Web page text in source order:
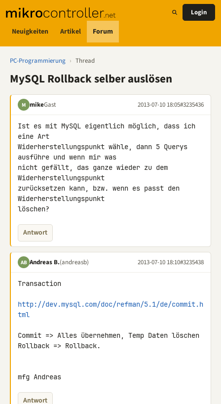
Neuigkeiten Artikel Forum
Login
PC-Programmierung › Thread
MySQL Rollback selber auslösen
M mikeGast 2013-07-10 18:05#3235436
Ist es mit MySQL eigentlich möglich, dass ich
eine Art
Widerherstellungspunkt wähle, dann 5 Querys
ausführe und wenn mir was
nicht gefällt, das ganze wieder zu dem
Widerherstellungspunkt
zurücksetzen kann, bzw. wenn es passt den
Widerherstellungspunkt
löschen?
Antwort
AB Andreas B.(andreasb) 2013-07-10 18:10#3235438
Transaction
http://dev.mysql.com/doc/refman/5.1/de/commit.h
tml
Commit => Alles übernehmen, Temp Daten löschen
Rollback => Rollback.
mfg Andreas
Antwort